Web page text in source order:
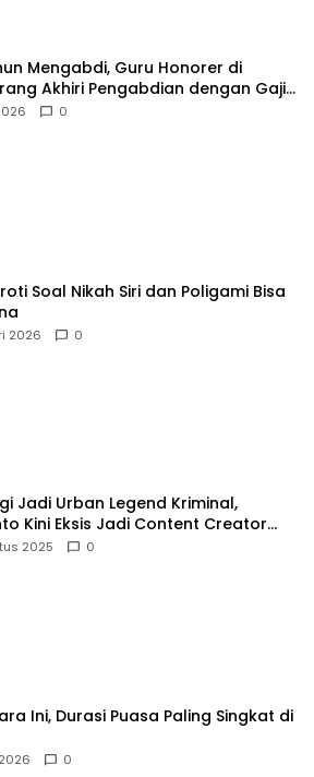
Mengabdi, Guru Honorer di
Akhiri Pengabdian dengan Gaji
0
Soal Nikah Siri dan Poligami Bisa
2026 0
Jadi Urban Legend Kriminal,
Kini Eksis Jadi Content Creator
2025 0
Ini, Durasi Puasa Paling Singkat di
0